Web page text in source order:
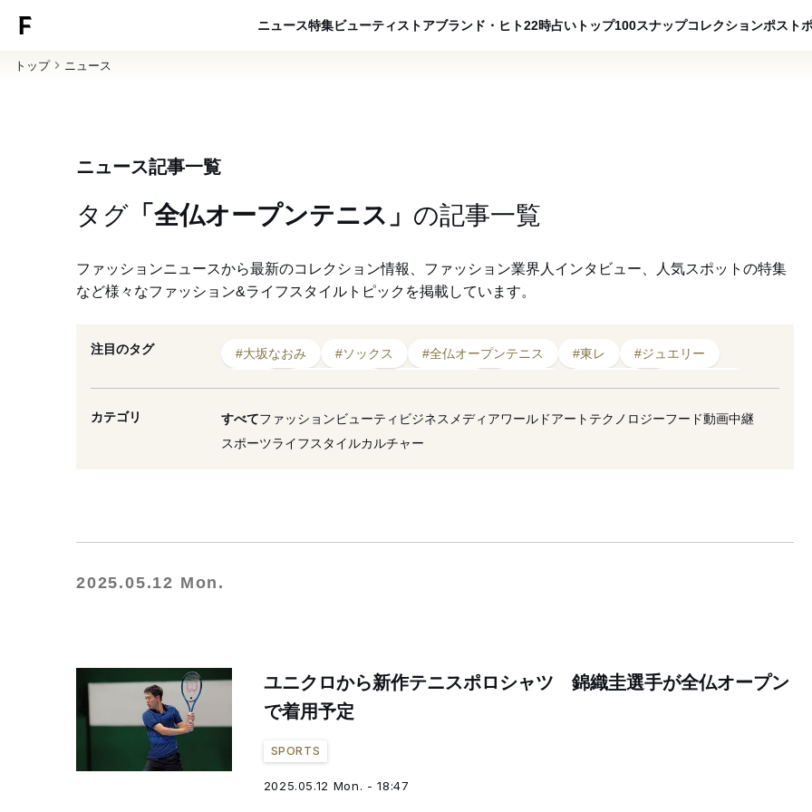
ニュース特集ビューティ ストアブランド・ヒト22時占い トップ100スナップコレクションポスト
トップ ニュース
ニュース記事一覧
タグ 「全仏オープンテニス」 の記事一覧
ファッションニュースから最新のコレクション情報、ファッション業界人インタビュー、人気スポットの特集
など様々なファッション&ライフスタイルトピックを掲載しています。
注目のタグ #大坂なおみ #ソックス #全仏オープンテニス #東レ
#ジュエリー
#アンバサダー
#テニス #生地 #時計 #シチズン #ユニクロ
#錦織圭
#ピアス
#ポロシャツ
カテゴリ すべてファッションビューティ ビジネス メディアワールドアート テクノロジーフード動画中継
スポーツライフスタイルカルチャー
2025.05.12 Mon.
ユニクロから新作テニスポロシャツ 錦織圭選手が全仏オープン
で着用予定
SPORTS
2025.05.12 Mon. - 18:47